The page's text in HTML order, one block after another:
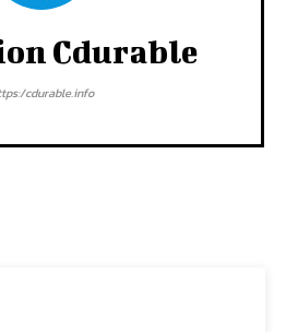
Cdurable
cdurable.info